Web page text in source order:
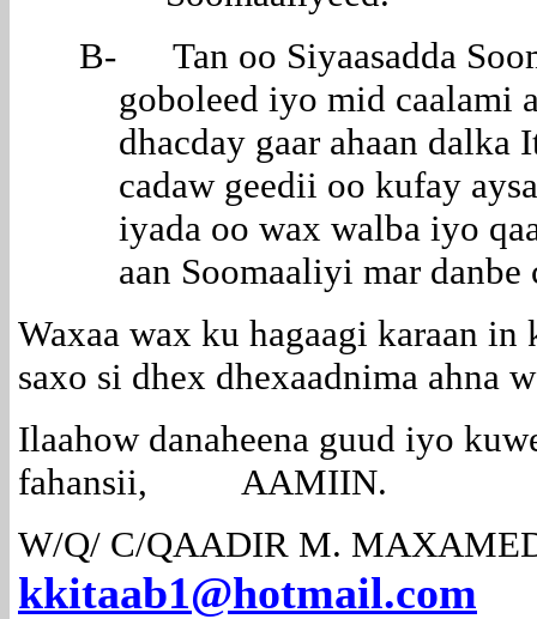
B- Tan oo Siyaasadda
goboleed iyo mid caalami
dhacday gaar ahaan
cadaw geedii oo kufay
iyada oo wax walba iyo
aan Soomaaliyi mar
Waxaa wax ku hagaagi karaan in
saxo si dhex dhexaadnima ahna
Ilaahow danaheena guud iyo
fahansii, AAMIIN.
W/Q/ C/QAADIR M.
kkitaab1@hotmail.com